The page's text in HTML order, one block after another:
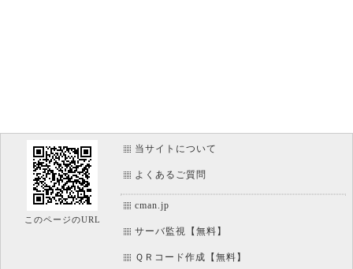
このページのURL
当サイトについて
よくあるご質問
cman.jp
サーバ監視【無料】
ＱＲコード作成【無料】